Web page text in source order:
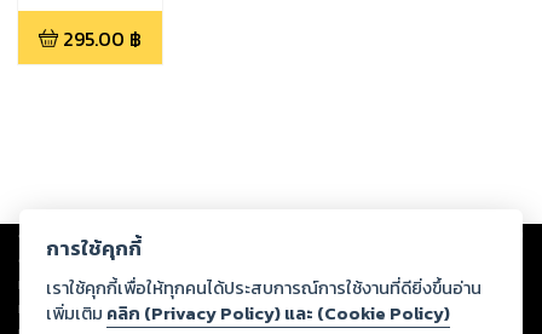
นิฮิโระ ยะมะงะตะ,มะ
ซะฮิโระ โคซุกิ,ยะซึฮิ
โกะ โทะมิโนะ
295.00 ฿
Copyright © 2026
ต่อผลงานหรือเนื้อหาใดที่อัปโหลดผ่านเว็บไซต์และปรากฏว่าละเมิดสิทธิใน
ทรัพย์สินทางปัญญาของบุคคลอื่นหรือขัดต่อกฎหมายและศีลธรรม ดังนั้น ผู้อ่าน
ทุกท่านโปรดใช้วิจารณญาณในการกลั่นกรองด้วยตนเอง และหากท่านพบว่าส่วน
การใช้คุกกี้
เราใช้คุกกี้เพื่อให้ทุกคนได้ประสบการณ์การใช้งานที่ดียิ่งขึ้นอ่าน
เพิ่มเติม คลิก (Privacy Policy) และ (Cookie Policy)